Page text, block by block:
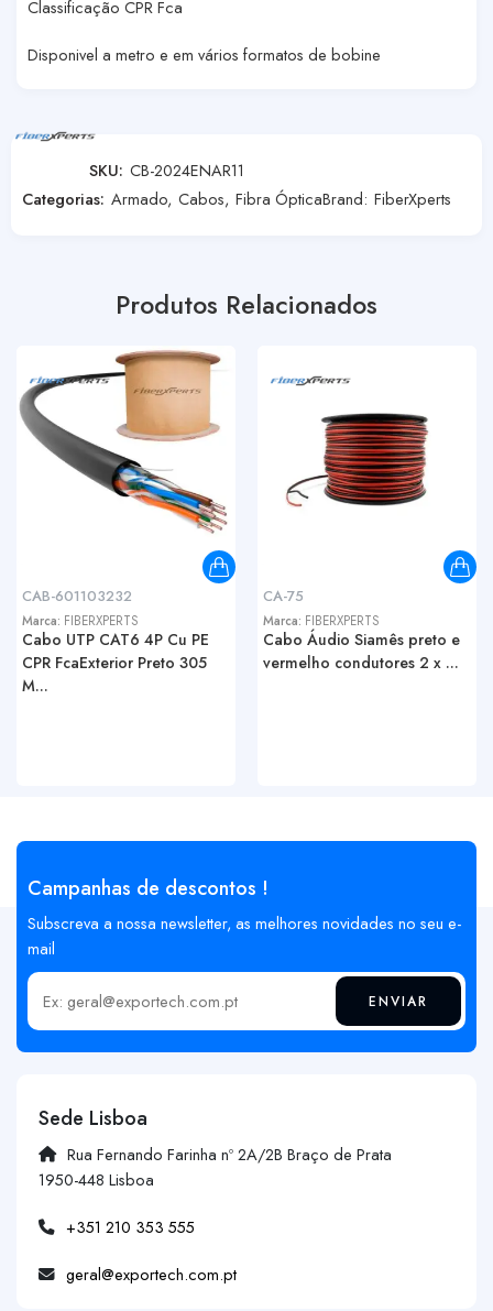
Classificação CPR Fca
Disponivel a metro e em vários formatos de bobine
SKU: CB-2024ENAR11
Categorias: Armado, Cabos, Fibra ÓpticaBrand: FiberXperts
Produtos Relacionados
CAB-601103232
Marca: FIBERXPERTS
Cabo UTP CAT6 4P Cu PE
CPR FcaExterior Preto 305
M...
CA-75
Marca: FIBERXPERTS
Cabo Áudio Siamês preto e
vermelho condutores 2 x ...
Campanhas de descontos !
Subscreva a nossa newsletter, as melhores novidades no seu e-
mail
Insira o seu email ENVIAR
Sede Lisboa
Rua Fernando Farinha nº 2A/2B Braço de Prata
1950-448 Lisboa
+351 210 353 555
geral@exportech.com.pt